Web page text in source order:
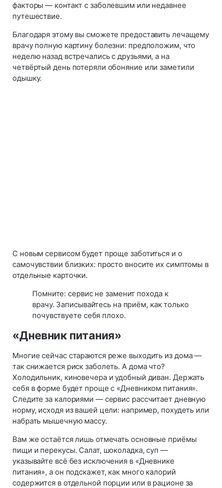
факторы — контакт с заболевшим или недавнее
путешествие.
Благодаря этому вы сможете предоставить лечащему
врачу полную картину болезни: предположим, что
неделю назад встречались с друзьями, а на
четвёртый день потеряли обоняние или заметили
одышку.
С новым сервисом будет проще заботиться и о
самочувствии близких: просто вносите их симптомы в
отдельные карточки.
Помните: сервис не заменит похода к
врачу. Записывайтесь на приём, как только
почувствуете себя плохо.
«Дневник питания»
Многие сейчас стараются реже выходить из дома —
так снижается риск заболеть. А дома что?
Холодильник, киновечера и удобный диван. Держать
себя в форме будет проще с «Дневником питания».
Следите за калориями — сервис рассчитает дневную
норму, исходя из вашей цели: например, похудеть или
набрать мышечную массу.
Вам же остаётся лишь отмечать основные приёмы
пищи и перекусы. Салат, шоколадка, суп —
указывайте всё без исключения в «Дневнике
питания», а он подскажет, как много калорий
содержится в отдельной порции или в рационе за